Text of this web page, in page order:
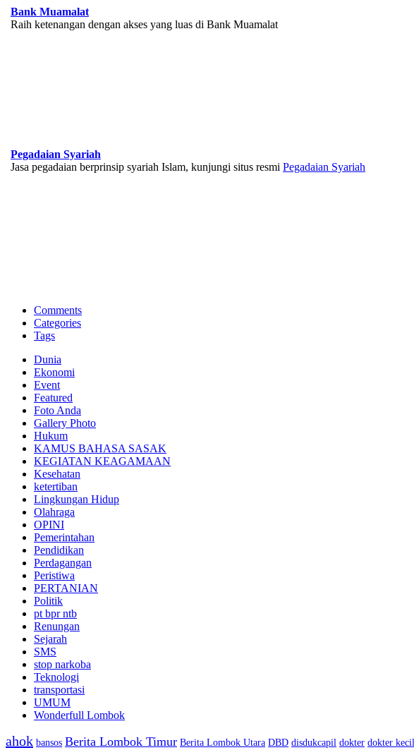
Bank Muamalat
Raih ketenangan dengan akses yang luas di Bank Muamalat
Pegadaian Syariah
Jasa pegadaian berprinsip syariah Islam, kunjungi situs resmi Pegadaian Syariah
Memberikan yang terbaik sesuai kaidah Islam, kunjungi situs resmi
Comments
Categories
Tags
Dunia
Ekonomi
Event
Featured
Foto Anda
Gallery Photo
Hukum
KAMUS BAHASA SASAK
KEGIATAN KEAGAMAAN
Kesehatan
ketertiban
Lingkungan Hidup
Olahraga
OPINI
Pemerintahan
Pendidikan
Perdagangan
Peristiwa
PERTANIAN
Politik
pt bpr ntb
Renungan
Sejarah
SMS
stop narkoba
Teknologi
transportasi
UMUM
Wonderfull Lombok
ahok bansos Berita Lombok Timur Berita Lombok Utara DBD disdukcapil dokter dokter kecil